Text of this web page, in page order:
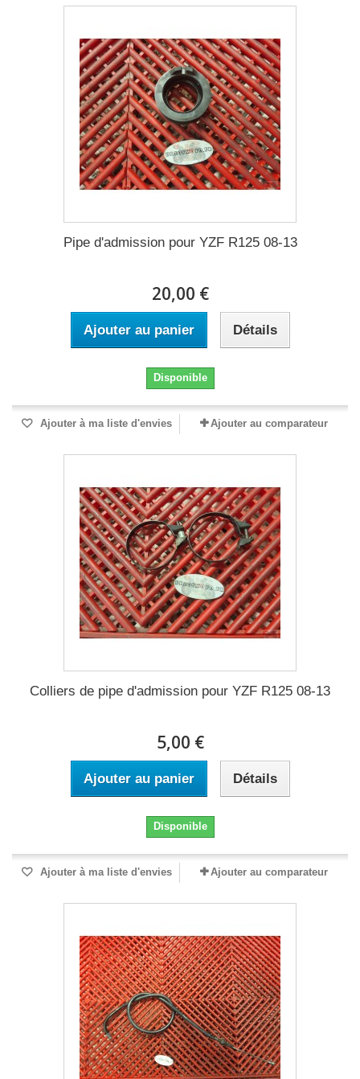
Pipe d'admission pour YZF R125 08-13
20,00 €
Ajouter au panier Détails
Disponible
Ajouter à ma liste d'envies Ajouter au comparateur
Colliers de pipe d'admission pour YZF R125 08-13
5,00 €
Ajouter au panier Détails
Disponible
Ajouter à ma liste d'envies Ajouter au comparateur